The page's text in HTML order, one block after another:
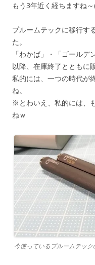
もう3年近く経ちますね
プルームテックに移行す
た。
「わかば」・「ゴール
以降、在庫終了とともに
私的には、一つの時代が
ね。
※とわいえ、私的には、
ねｗ
今使っているプルームテック